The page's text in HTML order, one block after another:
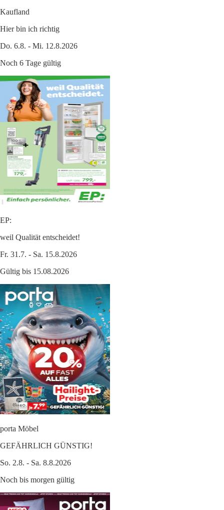
Kaufland
Hier bin ich richtig
Do. 6.8. - Mi. 12.8.2026
Noch 6 Tage gültig
EP:
weil Qualität entscheidet!
Fr. 31.7. - Sa. 15.8.2026
Gültig bis 15.08.2026
porta Möbel
GEFÄHRLICH GÜNSTIG!
So. 2.8. - Sa. 8.8.2026
Noch bis morgen gültig